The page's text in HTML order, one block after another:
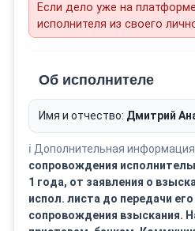
Если дело уже на
исполнителя из своего
Об исполнителе
Имя и отчество: Дмитрий
ℹ️ Дополнительная
сопровождения
1 года, от заявления о
испол. листа до передачи
сопровождения взыскания.